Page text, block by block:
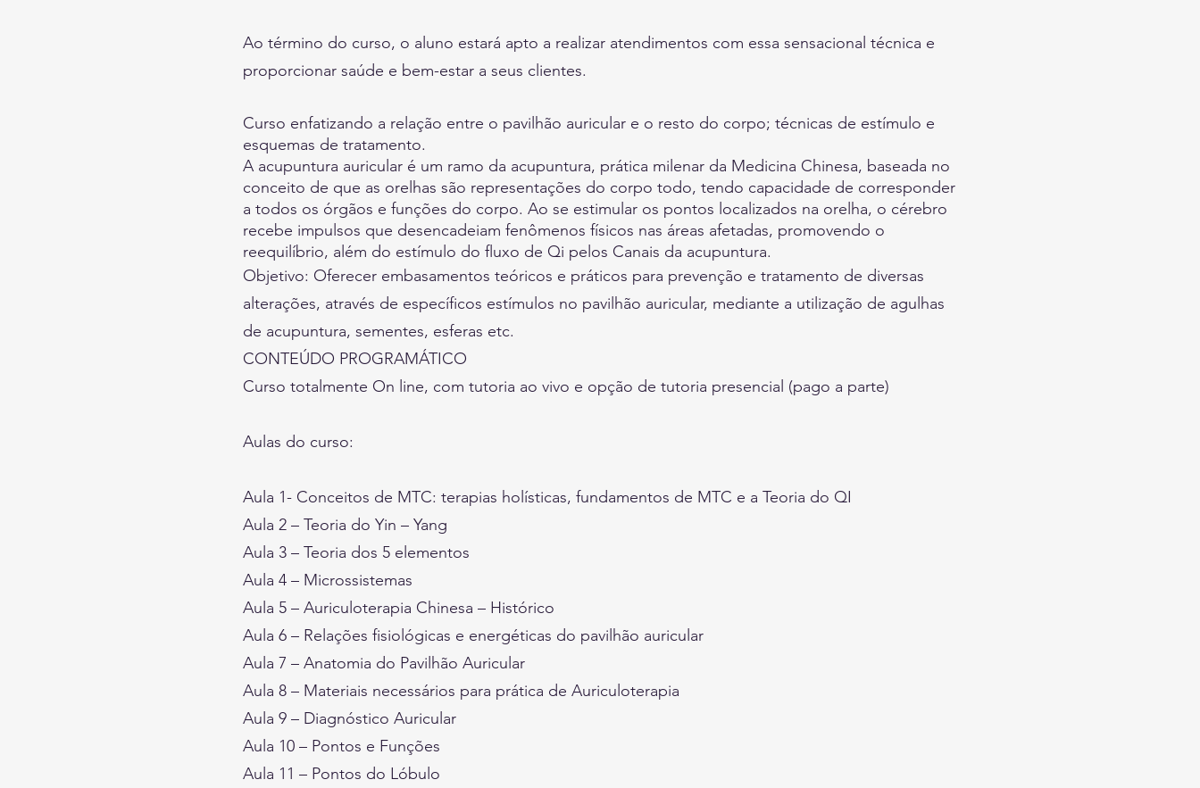
Ao término do curso, o aluno estará apto a realizar atendimentos com essa sensacional técnica e
proporcionar saúde e bem-estar a seus clientes.
Curso enfatizando a relação entre o pavilhão auricular e o resto do corpo; técnicas de estímulo e
esquemas de tratamento.
A acupuntura auricular é um ramo da acupuntura, prática milenar da Medicina Chinesa, baseada no
conceito de que as orelhas são representações do corpo todo, tendo capacidade de corresponder
a todos os órgãos e funções do corpo. Ao se estimular os pontos localizados na orelha, o cérebro
recebe impulsos que desencadeiam fenômenos físicos nas áreas afetadas, promovendo o
reequilíbrio, além do estímulo do fluxo de Qi pelos Canais da acupuntura.
Objetivo: Oferecer embasamentos teóricos e práticos para prevenção e tratamento de diversas
alterações, através de específicos estímulos no pavilhão auricular, mediante a utilização de agulhas
de acupuntura, sementes, esferas etc.
CONTEÚDO PROGRAMÁTICO
Curso totalmente On line, com tutoria ao vivo e opção de tutoria presencial (pago a parte)
Aulas do curso:
Aula 1- Conceitos de MTC: terapias holísticas, fundamentos de MTC e a Teoria do QI
Aula 2 – Teoria do Yin – Yang
Aula 3 – Teoria dos 5 elementos
Aula 4 – Microssistemas
Aula 5 – Auriculoterapia Chinesa – Histórico
Aula 6 – Relações fisiológicas e energéticas do pavilhão auricular
Aula 7 – Anatomia do Pavilhão Auricular
Aula 8 – Materiais necessários para prática de Auriculoterapia
Aula 9 – Diagnóstico Auricular
Aula 10 – Pontos e Funções
Aula 11 – Pontos do Lóbulo